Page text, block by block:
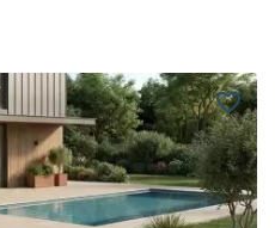
favorite_border